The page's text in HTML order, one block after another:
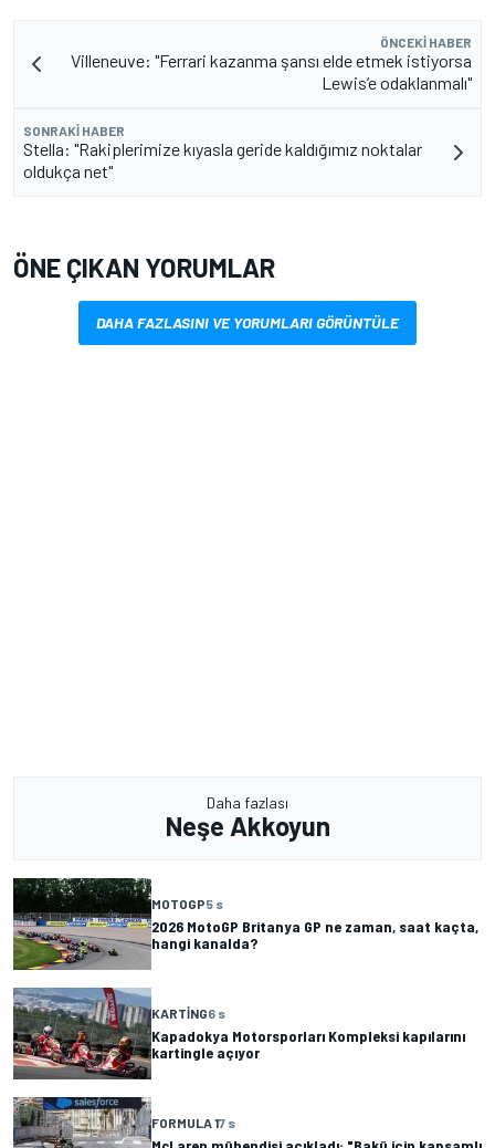
ÖNCEKI HABER
Villeneuve: "Ferrari kazanma şansı elde etmek istiyorsa
Lewis’e odaklanmalı"
SONRAKI HABER
Stella: "Rakiplerimize kıyasla geride kaldığımız noktalar
oldukça net"
ÖNE ÇIKAN YORUMLAR
DAHA FAZLASINI VE YORUMLARI GÖRÜNTÜLE
Daha fazlası
Neşe Akkoyun
MOTOGP5 s
2026 MotoGP Britanya GP ne zaman, saat kaçta,
hangi kanalda?
KARTING6 s
Kapadokya Motorsporları Kompleksi kapılarını
kartingle açıyor
FORMULA 17 s